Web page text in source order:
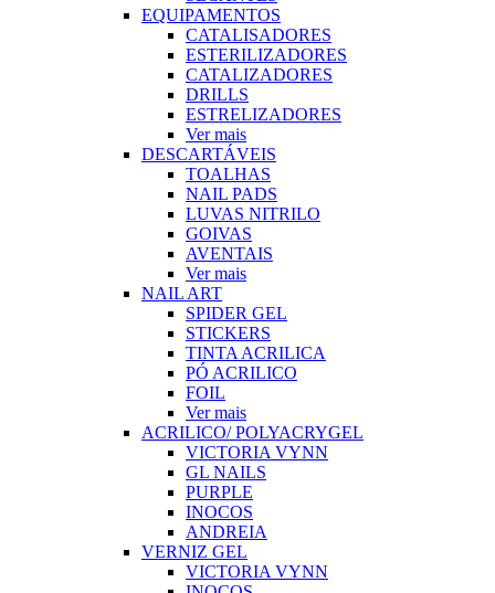
EQUIPAMENTOS
CATALISADORES
ESTERILIZADORES
CATALIZADORES
DRILLS
ESTRELIZADORES
Ver mais
DESCARTÁVEIS
TOALHAS
NAIL PADS
LUVAS NITRILO
GOIVAS
AVENTAIS
Ver mais
NAIL ART
SPIDER GEL
STICKERS
TINTA ACRILICA
PÓ ACRILICO
FOIL
Ver mais
ACRILICO/ POLYACRYGEL
VICTORIA VYNN
GL NAILS
PURPLE
INOCOS
ANDREIA
VERNIZ GEL
VICTORIA VYNN